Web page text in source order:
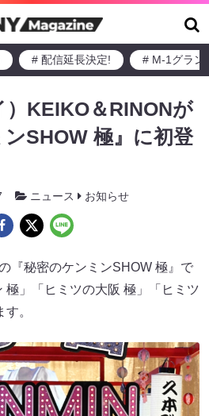
# 配信延長決定! # M-1グラン
KEIKO＆RINONが
ンSHOW 極』に初登
ニュース お知らせ
『秘密のケンミンSHOW 極』で
極」「ヒミツの大阪 極」「ヒミツ
。